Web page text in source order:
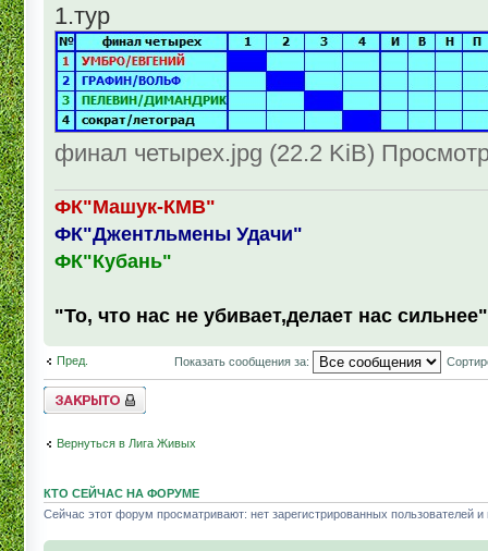
1.тур
финал четырех.jpg (22.2 KiB)
ФК"Машук-КМВ"
ФК"Джентльмены Удачи"
ФК"Кубань"
"То, что нас не убивает,делает нас сильнее"
Пред. Показать сообщения за:
Topic locked
Вернуться в Лига Живых
КТО СЕЙЧАС НА ФОРУМЕ
Сейчас этот форум просматривают: нет зарегистрированных пользователей и